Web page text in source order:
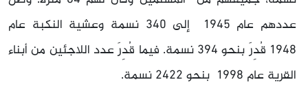
عددهم عام 1945 إلى 340 نسمة وعشية النكبة عام
1948 قُدِرَ بنحو 394 نسمة. فيما قُدِرَ عدد اللاجئين من أبناء
القرية عام 1998 بنحو 2422 نسمة.